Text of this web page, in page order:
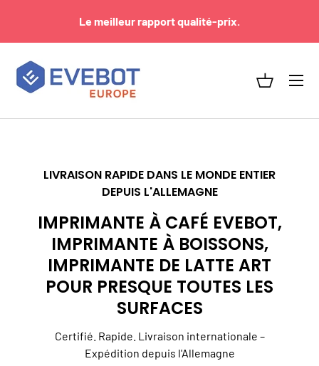
ALLER AU CONTENU
entier.
Panier
Menu
LIVRAISON RAPIDE DANS LE MONDE ENTIER
DEPUIS L'ALLEMAGNE
IMPRIMANTE À CAFÉ EVEBOT,
IMPRIMANTE À BOISSONS,
IMPRIMANTE DE LATTE ART
POUR PRESQUE TOUTES LES
SURFACES
Certifié. Rapide. Livraison internationale –
Expédition depuis l'Allemagne